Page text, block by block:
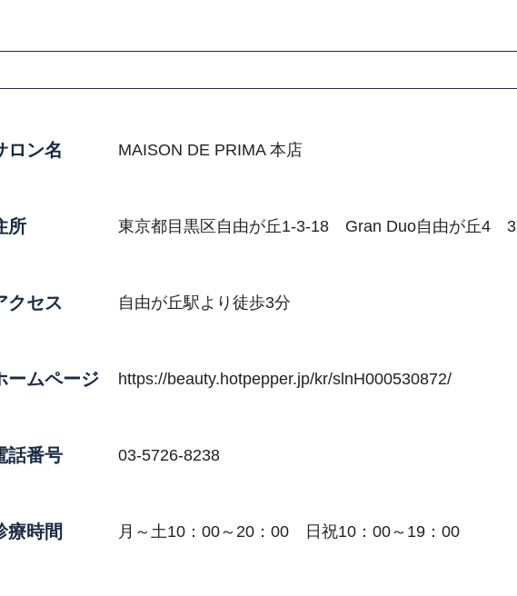
ロン名 MAISON DE PRIMA 本店
所 東京都目黒区自由が丘1-3-18 Gran Duo自由が丘4
クセス 自由が丘駅より徒歩3分
ームページ https://beauty.hotpepper.jp/kr/slnH000530872/
話番号 03-5726-8238
療時間 月～土10：00～20：00 日祝10：00～19：00